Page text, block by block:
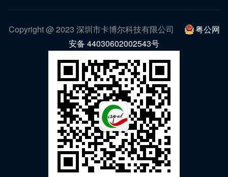
Copyright @ 2023 深圳市卡博尔科技有限公司
粤公网
安备 44030602002543号